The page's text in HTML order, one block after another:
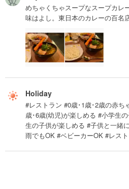
めちゃくちゃスープなスープカレー
味はよし。東日本のカレーの百名店
Holiday
#レストラン #0歳･1歳･2歳の赤ち
歳･6歳(幼児)が楽しめる #小学生
生の子供が楽しめる #子供と一緒
雨でもOK #ベビーカーOK #レス